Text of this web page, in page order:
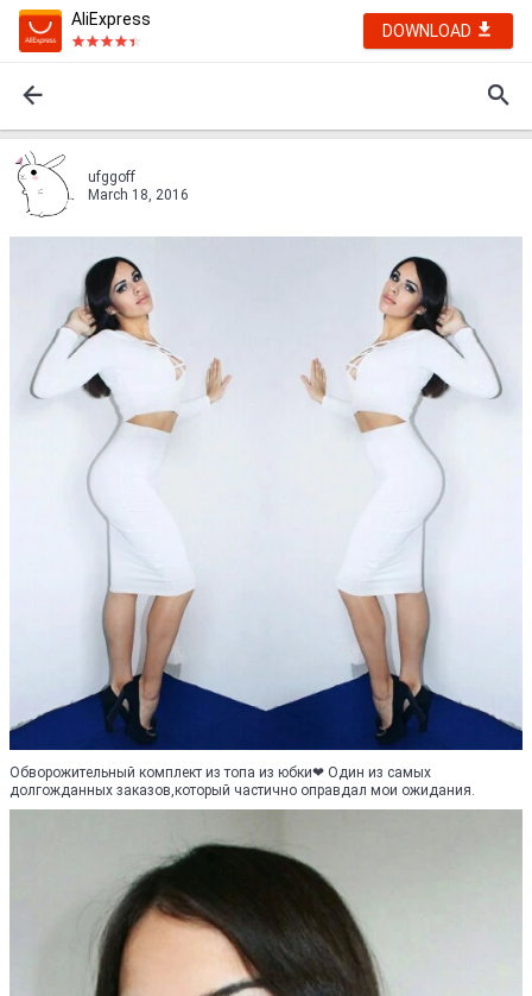
AliExpress
DOWNLOAD
ufggoff
March 18, 2016
Обворожительный комплект из топа из юбки❤ Один из самых
долгожданных заказов,который частично оправдал мои ожидания.